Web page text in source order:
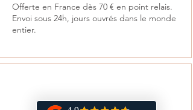
Offerte en France dès 70 € en point relais.
Envoi sous 24h, jours ouvrés dans le monde
entier.